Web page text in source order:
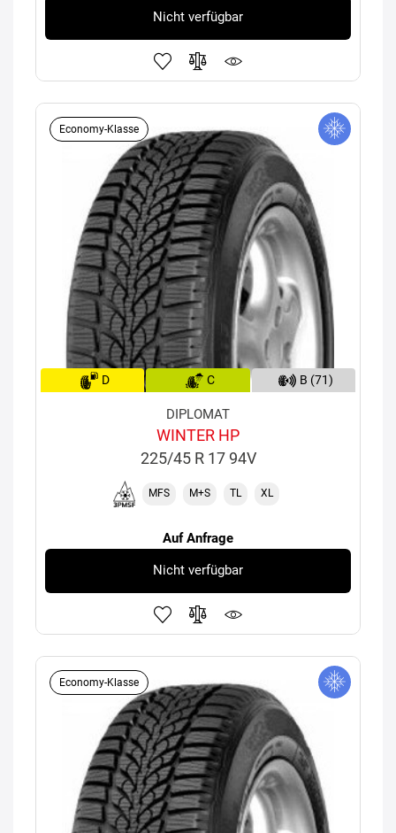
Nicht verfügbar
Economy-Klasse
D C B (71)
DIPLOMAT
WINTER HP
225/45 R 17 94V
MFS M+S TL XL
Auf Anfrage
Nicht verfügbar
Economy-Klasse